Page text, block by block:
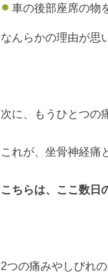
車の後部座席の物
なんらかの理由が思
次に、もうひとつの
これが、坐骨神経痛
こちらは、ここ数日
2つの痛みやしびれ